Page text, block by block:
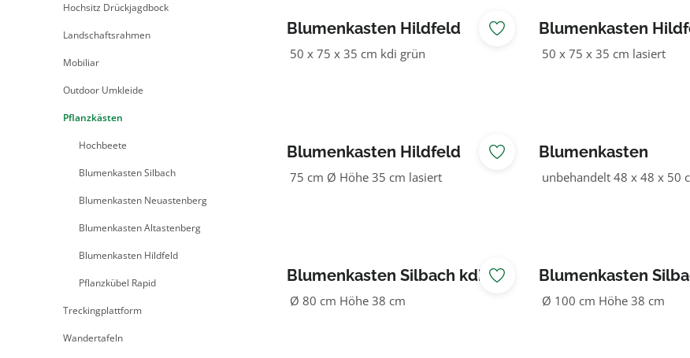
Hochsitz Drückjagdbock
Landschaftsrahmen
Mobiliar
Outdoor Umkleide
Pflanzkästen
Hochbeete
Blumenkasten Silbach
Blumenkasten Neuastenberg
Blumenkasten Altastenberg
Blumenkasten Hildfeld
Pflanzkübel Rapid
Treckingplattform
Wandertafeln
Blumenkasten Hildfeld
50 x 75 x 35 cm kdi grün
Blumenkasten
50 x 75 x 35 cm lasiert
Blumenkasten Hildfeld
75 cm Ø Höhe 35 cm lasiert
Blumenkasten
Neuastenberg
unbehandelt 48 x 48 x 50
Blumenkasten Silbach kdi
grün
Ø 80 cm Höhe 38 cm
Blumenkasten
grün
Ø 100 cm Höhe 38 cm